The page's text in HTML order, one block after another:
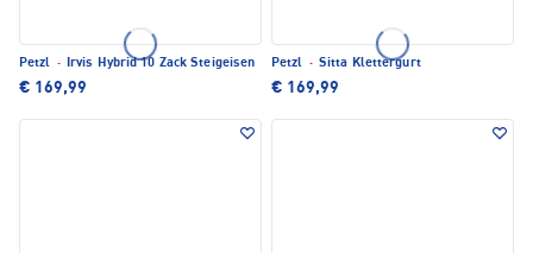
Petzl · Irvis Hybrid 10 Zack Steigeisen
€ 169,99
Petzl · Sitta Klettergurt
€ 169,99